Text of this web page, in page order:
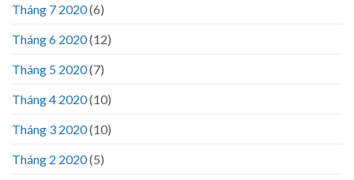
Tháng 7 2020(6)
Tháng 6 2020(12)
Tháng 5 2020(7)
Tháng 4 2020(10)
Tháng 3 2020(10)
Tháng 2 2020(5)